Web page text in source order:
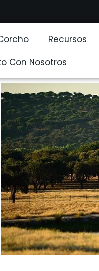
Recursos
Con Nosotros